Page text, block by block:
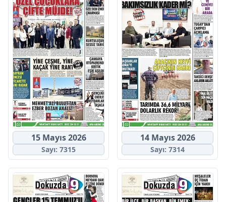
15 Mayıs 2026
Sayı: 7315
14 Mayıs 2026
Sayı: 7314